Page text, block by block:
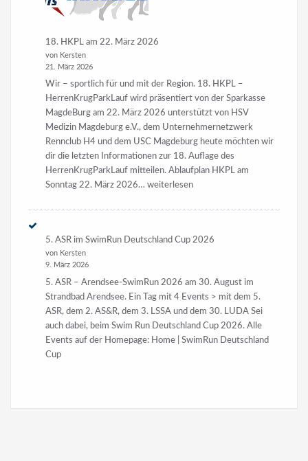
18. HKPL am 22. März 2026
von Kersten
21. März 2026
Wir – sportlich für und mit der Region. 18. HKPL –
HerrenKrugParkLauf wird präsentiert von der Sparkasse
MagdeBurg am 22. März 2026 unterstützt von HSV
Medizin Magdeburg e.V., dem Unternehmernetzwerk
Rennclub H4 und dem USC Magdeburg heute möchten wir
dir die letzten Informationen zur 18. Auflage des
HerrenKrugParkLauf mitteilen. Ablaufplan HKPL am
Sonntag 22. März 2026… 18.
am
März
weiterlesen
5. ASR im SwimRun Deutschland Cup 2026
von Kersten
9. März 2026
5. ASR – Arendsee-SwimRun 2026 am 30. August im
Strandbad Arendsee. Ein Tag mit 4 Events > mit dem 5.
ASR, dem 2. AS&R, dem 3. LSSA und dem 30. LUDA Sei
auch dabei, beim Swim Run Deutschland Cup 2026. Alle
Events auf der Homepage: Home | SwimRun Deutschland
Cup